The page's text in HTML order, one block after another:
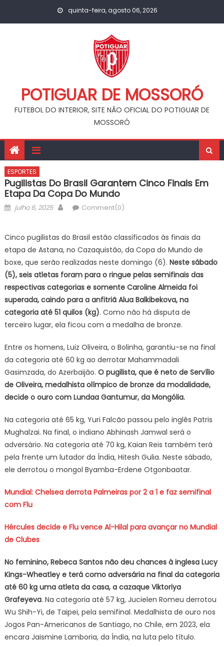
quinta-feira, agosto 06, 2026
POTIGUAR DE MOSSORÓ
FUTEBOL DO INTERIOR, SITE NÃO OFICIAL DO POTIGUAR DE
MOSSORÓ
ESPORTES
Pugilistas Do Brasil Garantem Cinco Finais Em
Etapa Da Copa Do Mundo
Posted
julho 6, 2025 AuthorComment(0)
Cinco pugilistas do Brasil estão classificados às finais da
etapa de Astana, no Cazaquistão, da Copa do Mundo de
boxe, que serão realizadas neste domingo (6). Neste sábado
(5), seis atletas foram para o ringue pelas semifinais das
respectivas categorias e somente Caroline Almeida foi
superada, caindo para a anfitriã Alua Balkibekova, na
categoria até 51 quilos (kg). Como não há disputa de
terceiro lugar, ela ficou com a medalha de bronze.
Entre os homens, Luiz Oliveira, o Bolinha, garantiu-se na final
da categoria até 60 kg ao derrotar Mahammadali
Gasimzada, do Azerbaijão. O pugilista, que é neto de Servílio
de Oliveira, medalhista olímpico de bronze da modalidade,
decide o ouro com Lundaa Gantumur, da Mongólia.
Na categoria até 65 kg, Yuri Falcão passou pelo inglês Patris
Mughalzai. Na final, o indiano Abhinash Jamwal será o
adversário. Na categoria até 70 kg, Kaian Reis também terá
pela frente um lutador da Índia, Hitesh Gulia. Neste sábado,
ele derrotou o mongol Byamba-Erdene Otgonbaatar.
Mundial: Chelsea derrota Palmeiras por 2 a 1 e faz semifinal
com Flu
Hércules decide e Flu vence Al-Hilal para avançar no Mundial
de Clubes
No feminino, Rebeca Santos não deu chances à inglesa Lucy
Kings-Wheatley e terá como adversária na final da categoria
até 60 kg uma atleta da casa, a cazaque Viktoriya
Grafeyeva. Na categoria até 57 kg, Jucielen Romeu derrotou
Wu Shih-Yi, de Taipei, pela semifinal. Medalhista de ouro nos
Jogos Pan-Americanos de Santiago, no Chile, em 2023, ela
encara Jaismine Lamboria, da Índia, na luta pelo título.